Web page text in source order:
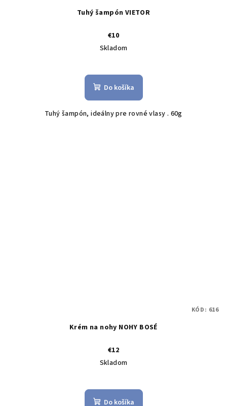
Tuhý šampón VIETOR
€10
Skladom
Do košíka
Tuhý šampón, ideálny pre rovné vlasy . 60g
Krém na nohy NOHY BOSÉ
€12
Skladom
Do košíka
KÓD: 616